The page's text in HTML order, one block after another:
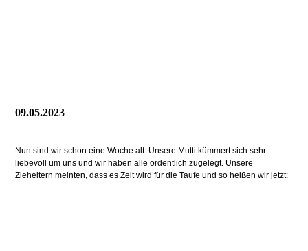
09.05.2023
Nun sind wir schon eine Woche alt. Unsere Mutti kümmert sich sehr
liebevoll um uns und wir haben alle ordentlich zugelegt. Unsere
Zieheltern meinten, dass es Zeit wird für die Taufe und so heißen wir jetzt: